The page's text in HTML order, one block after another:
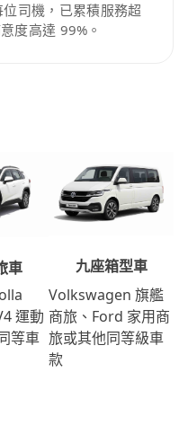
司機，已累積服務超
度高達 99%。
車
運動
等車
九座箱型車
Volkswagen 旗艦
商旅、Ford 家用商
旅或其他同等級車
款